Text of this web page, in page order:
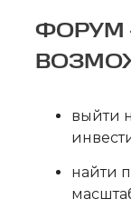
ФОРУМ
найти
выйти